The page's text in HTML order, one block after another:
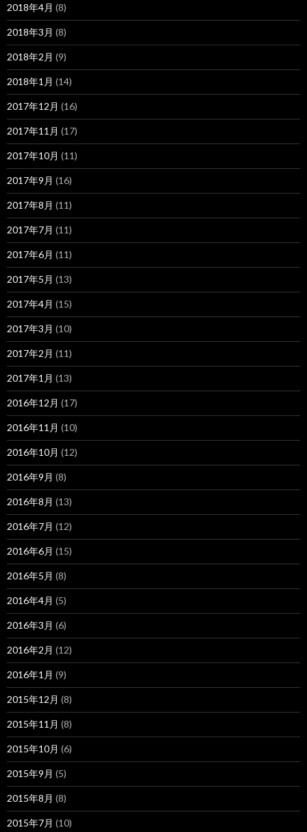
2018年4月 (8)
2018年3月 (8)
2018年2月 (9)
2018年1月 (14)
2017年12月 (16)
2017年11月 (17)
2017年10月 (11)
2017年9月 (16)
2017年8月 (11)
2017年7月 (11)
2017年6月 (11)
2017年5月 (13)
2017年4月 (15)
2017年3月 (10)
2017年2月 (11)
2017年1月 (13)
2016年12月 (17)
2016年11月 (10)
2016年10月 (12)
2016年9月 (8)
2016年8月 (13)
2016年7月 (12)
2016年6月 (15)
2016年5月 (8)
2016年4月 (5)
2016年3月 (6)
2016年2月 (12)
2016年1月 (9)
2015年12月 (8)
2015年11月 (8)
2015年10月 (6)
2015年9月 (5)
2015年8月 (8)
2015年7月 (10)